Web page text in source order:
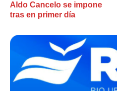
Aldo Cancelo se impone
tras en primer día